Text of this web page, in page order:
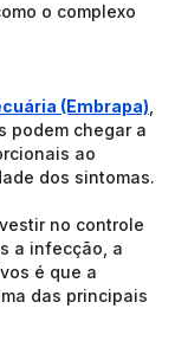
o complexo
(Embrapa)
podem chegar a
ao
dos sintomas.
no controle
a infecção, a
é que a
das principais